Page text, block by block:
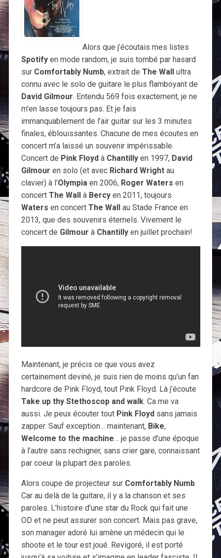
Alors que j’écoutais mes listes
Spotifyen mode random, je suis tombé par hasard
sur Comfortably Numb, extrait de The Wallultra
connu avec le solo de guitare le plus flamboyant de
David Gilmour. Entendu 569 fois exactement, je ne
m’en lasse toujours pas. Et je fais
immanquablement de l’air guitar sur les 3 minutes
finales, éblouissantes. Chacune de mes écoutes en
concert m’a laissé un souvenir impérissable.
Concert de Pink Floydà Chantillyen 1997, David
Gilmour en solo (et avec Richard Wrightau
clavier) à l’Olympia en 2006, Roger Waters en
concert The Wallà Bercyen 2011, toujours
Waters en concert The Wallau Stade France en
2013, que des souvenirs éternels. Vivement le
concert de Gilmour à Chantillyen juillet prochain!
Maintenant, je précis ce que vous avez
certainement deviné, je suis rien de moins qu’un fan
hardcore de Pink Floyd, tout Pink Floyd. Là j’écoute
Take up thy Stethoscop and walk. Ca me va
aussi. Je peux écouter toutPink Floydsans jamais
zapper. Sauf exception… maintenant, Bike,
Welcome to the machine… je passe d’une époque
à l’autre sans rechigner, sans crier gare, connaissant
par coeur la plupart des paroles.
Alors coupe de projecteur sur Comfortably Numb.
Car au delà de la guitare, il y a la chanson et ses
paroles. L’histoire d’une star du Rock qui fait une
OD et ne peut assurer son concert. Mais pas grave,
son manager adoré lui amène un médecin qui le
shoote et le tour est joué. Revigoré, il est porté